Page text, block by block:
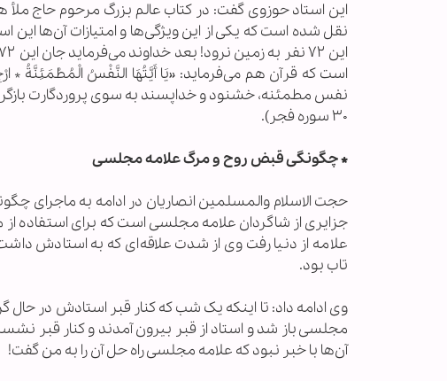
نقل شده است که یکی از این ویژگی‌ها و امتیازات آن‌ها
است که قرآن هم می‌فرماید: «یَا أَیَّتُهَا النَّفْسُ الْمُطْمَئِنَّةُ *
۳۰ سوره فجر).
*چگونگی قبض روح و مرگ علامه مجلسی
حجت الاسلام والمسلمین انصاریان در ادامه به ماجرای
جزایری از شاگردان علامه مجلسی است که برای
علامه از دنیا رفت وی از شدت علاقه‌ای که به استادش
تاب بود.
وی ادامه داد: تا اینکه یک شب که کنار قبر استادش در حال
آن‌ها با خبر نبود که علامه مجلسی راه حل آن را به من گفت!